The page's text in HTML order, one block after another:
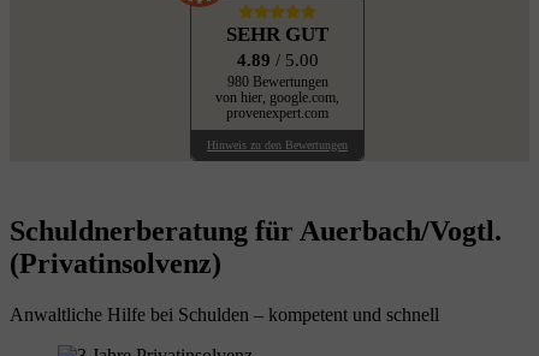
SEHR GUT
4.89 / 5.00
980 Bewertungen
von hier, google.com,
provenexpert.com
Hinweis zu den Bewertungen
Schuldnerberatung für Auerbach/Vogtl.
(Privatinsolvenz)
Anwaltliche Hilfe bei Schulden – kompetent und schnell